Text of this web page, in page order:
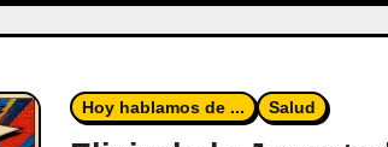
Hoy hablamos de ... Salud